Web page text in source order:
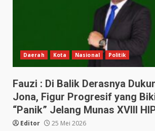
Daerah Kota Nasional Politik
Fauzi : Di Balik Derasnya
Jona, Figur Progresif yang
“Panik” Jelang Munas XVIII
Editor 25 Mei 2026